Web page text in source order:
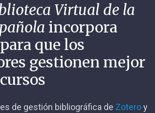
Virtual de la
incorpora
que los
gestionen mejor
de gestión bibliográfica de Zoteroy